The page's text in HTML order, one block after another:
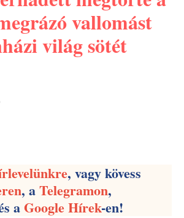
vallomást
világ sötét
, vagy kövess
, aTelegramon,
aGoogle Hírek-en!